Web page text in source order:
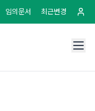
임의문서 최근변경